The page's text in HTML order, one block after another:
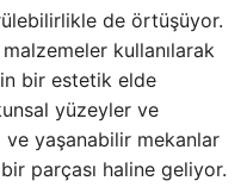
de örtüşüyor.
kullanılarak
bir estetik elde
yüzeyler ve
ve yaşanabilir mekanlar
parçası haline geliyor.